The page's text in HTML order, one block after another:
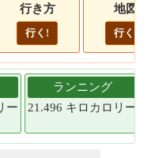
行き方
行く!
地図
行く!
ー
ランニング
21.496 キロカロリー